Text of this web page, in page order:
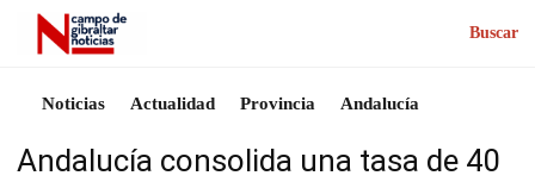
Buscar
Noticias Actualidad Provincia Andalucía
Andalucía consolida una tasa de 40